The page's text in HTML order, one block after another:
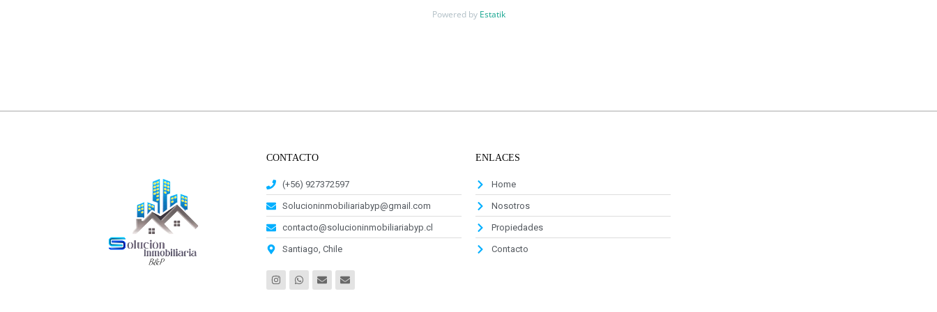
Powered by Estatik
CONTACTO
(+56) 927372597
Solucioninmobiliariabyp@gmail.com
contacto@solucioninmobiliariabyp.cl
Santiago, Chile
ENLACES
Home
Nosotros
Propiedades
Contacto